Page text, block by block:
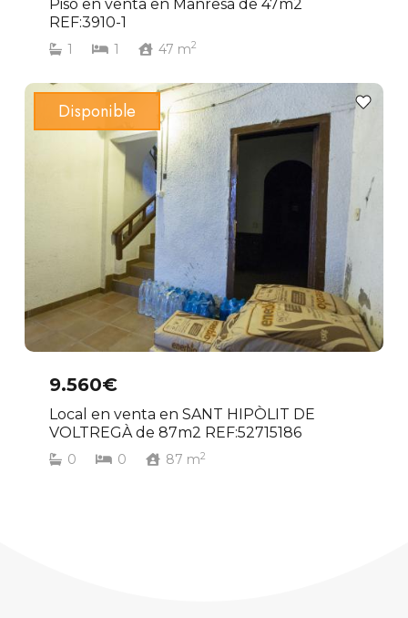
Piso en venta en Manresa de 47m2
REF:3910-1
1 1 47 m2
9.560€
Local en venta en SANT HIPÒLIT DE
VOLTREGÀ de 87m2 REF:52715186
0 0 87 m2
Disponible